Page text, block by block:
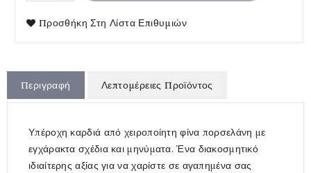
Προσθήκη Στη Λίστα Επιθυμιών
Περιγραφή Λεπτομέρειες Προϊόντος
Υπέροχη καρδιά από χειροποίητη φίνα πορσελάνη με
εγχάρακτα σχέδια και μηνύματα. Ένα διακοσμητικό
ιδιαίτερης αξίας για να χαρίστε σε αγαπημένα σας